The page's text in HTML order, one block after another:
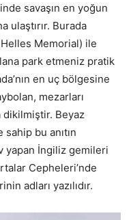
savaşın en yoğun
ulaştırır. Burada
Helles Memorial) ile
park etmeniz pratik
en uç bölgesine
mezarları
dikilmiştir. Beyaz
bu anıtın
yapan İngiliz gemileri
Cepheleri’nde
adları yazılıdır.